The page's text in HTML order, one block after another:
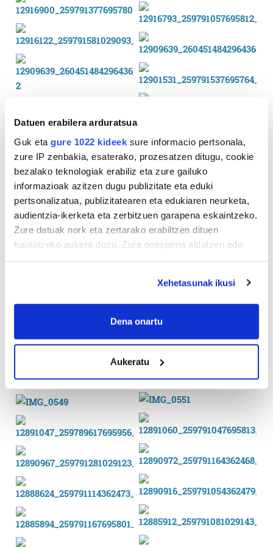
Datuen erabilera arduratsua
Guk eta gure 1022 kideek sure informacio pertsonala,
zure IP zenbakia, esaterako, prozesatzen ditugu, cookie
bezalako teknologiak erabiliz eta zure gailuko
informazioak azitzen dugu publizitate eta eduki
pertsonalizatua, publizitatearen eta edukiaren neurketa,
audientzia-ikerketa eta zerbitzuen garapena eskaintzeko.
Zure datuak nork eta zertarako erabiltzen dituen
hautatzeko aukera duzu. Zure onespena aldatzen edo
If you allow, we would also like to:
Collect information about your geographical
meters
Identify your device by actively scanning it for
specific characteristics (fingerprinting)
Find out more about how your personal data is processed
Guk eta gure bazkideek zure datu pertsonalak
prozesatzen ditugu, zure IP zenbakia, besteak beste,
teknologia erabiliz, cookieak adibidez, iragarki eta eduki
pertsonalizatuak eskaintzeko, iragarkiak eta edukia
neurtzeko, jendeari buruzko informazioa biltzeko eta
produktuak garatzeko. Zure datuak nork eta zertarako
erabiltzen dituen hauta dezakezu.
Xehetasunak ikusi
Dena onartu
Aukeratu